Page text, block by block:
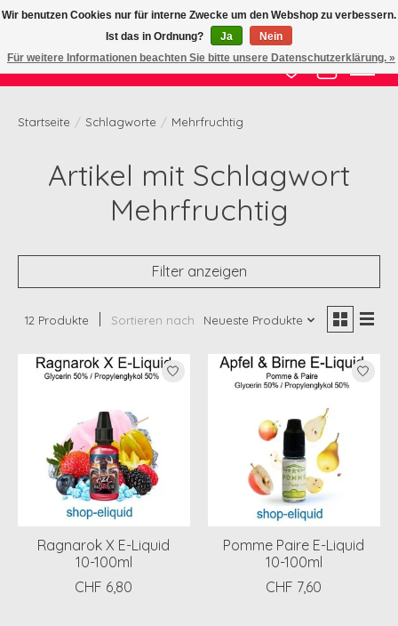
Zertifizierte Qualität zu fairem Preis
Wunschzettel
Ihr
Startseite / Schlagworte / Mehrfruchtig
Artikel mit Schlagwort
Mehrfruchtig
Filter anzeigen
12 Produkte Sortieren nach Neueste Produkte
Ragnarok X E-Liquid
10-100ml
CHF 6,80
Pomme Paire E-Liquid
10-100ml
CHF 7,60
Wir benutzen Cookies nur für interne Zwecke um den Webshop zu verbessern.
Ist das in Ordnung?
Ja
Nein
Für weitere Informationen beachten Sie bitte unsere Datenschutzerklärung. »